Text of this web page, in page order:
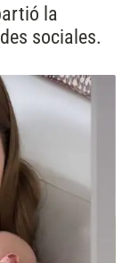
la
sociales.